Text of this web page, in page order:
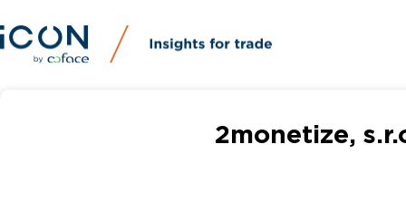
2monetize,